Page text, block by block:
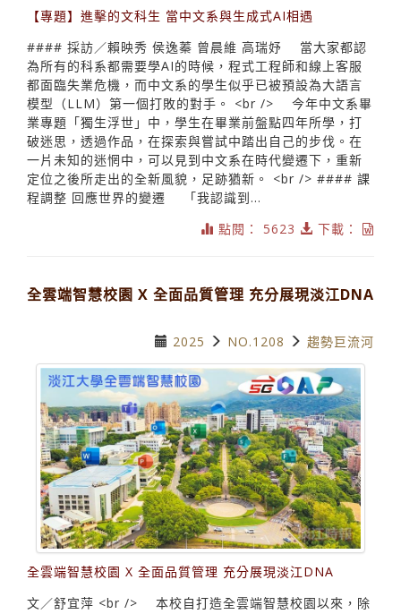
【專題】進擊的文科生 當中文系與生成式AI相遇
#### 採訪／賴映秀 侯逸蓁 曾晨維 高瑞妤 當大家都認
為所有的科系都需要學AI的時候，程式工程師和線上客服
都面臨失業危機，而中文系的學生似乎已被預設為大語言
模型（LLM）第一個打敗的對手。 <br /> 今年中文系畢
業專題「獨生浮世」中，學生在畢業前盤點四年所學，打
破迷思，透過作品，在探索與嘗試中踏出自己的步伐。在
一片未知的迷惘中，可以見到中文系在時代變遷下，重新
定位之後所走出的全新風貌，足跡猶新。 <br /> #### 課
程調整 回應世界的變遷 「我認識到...
點閱： 5623
下載：
全雲端智慧校園 X 全面品質管理 充分展現淡江DNA
2025 NO.1208 趨勢巨流河
全雲端智慧校園 X 全面品質管理 充分展現淡江DNA
文／舒宜萍 <br /> 本校自打造全雲端智慧校園以來，除